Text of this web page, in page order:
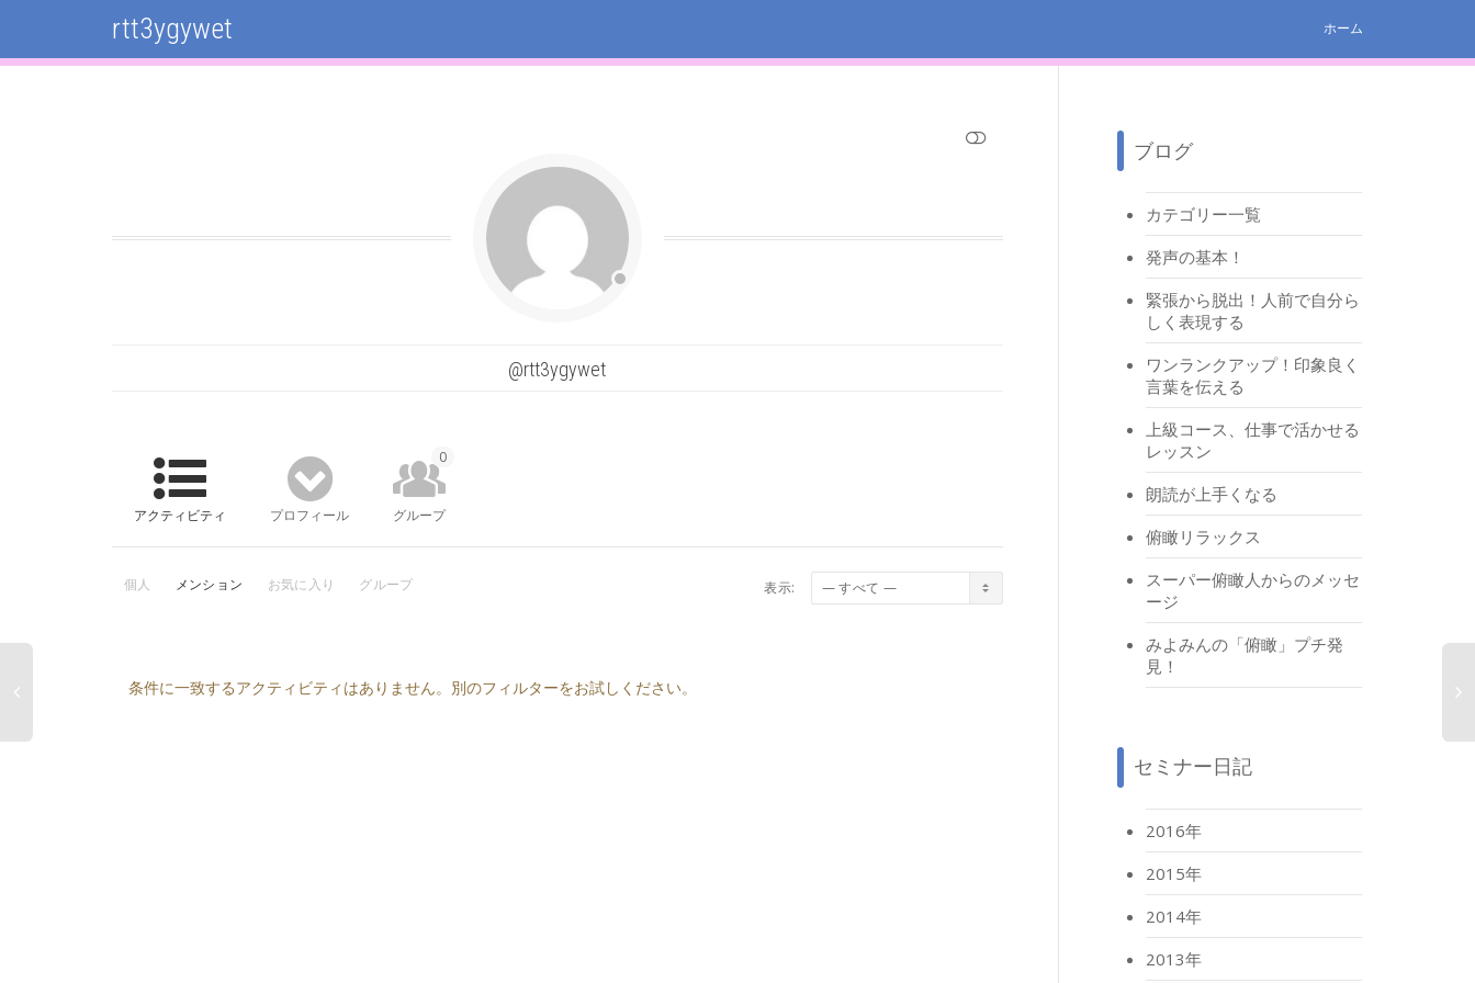
rtt3ygywet ホーム
@rtt3ygywet
アクティビティ プロフィール グループ
0
個人 メンション お気に入り グループ 表示:
条件に一致するアクティビティはありません。別のフィルターをお試しください。
ブログ
カテゴリー一覧
発声の基本！
緊張から脱出！人前で自分ら
しく表現する
ワンランクアップ！印象良く
言葉を伝える
上級コース、仕事で活かせる
レッスン
朗読が上手くなる
俯瞰リラックス
スーパー俯瞰人からのメッセ
ージ
みよみんの「俯瞰」プチ発
見！
セミナー日記
2016年
2015年
2014年
2013年